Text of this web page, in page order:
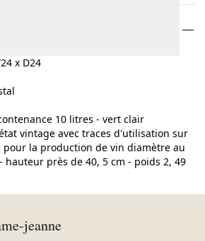
x D24
10 litres - vert clair
vintage avec traces d'utilisation sur
la production de vin diamètre au
hauteur près de 40, 5 cm - poids 2, 49
jeanne